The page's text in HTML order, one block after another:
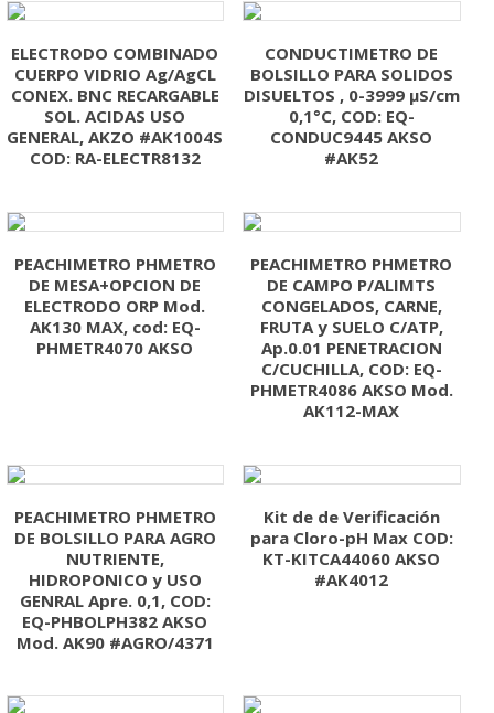
ELECTRODO COMBINADO
CUERPO VIDRIO Ag/AgCL
CONEX. BNC RECARGABLE
SOL. ACIDAS USO
GENERAL, AKZO #AK1004S
COD: RA-ELECTR8132
CONDUCTIMETRO DE
BOLSILLO PARA SOLIDOS
DISUELTOS , 0-3999 µS/cm
0,1°C, COD: EQ-
CONDUC9445 AKSO
#AK52
PEACHIMETRO PHMETRO
DE MESA+OPCION DE
ELECTRODO ORP Mod.
AK130 MAX, cod: EQ-
PHMETR4070 AKSO
PEACHIMETRO PHMETRO
DE CAMPO P/ALIMTS
CONGELADOS, CARNE,
FRUTA y SUELO C/ATP,
Ap.0.01 PENETRACION
C/CUCHILLA, COD: EQ-
PHMETR4086 AKSO Mod.
AK112-MAX
PEACHIMETRO PHMETRO
DE BOLSILLO PARA AGRO
NUTRIENTE,
HIDROPONICO y USO
GENRAL Apre. 0,1, COD:
EQ-PHBOLPH382 AKSO
Mod. AK90 #AGRO/4371
Kit de de Verificación
para Cloro-pH Max COD:
KT-KITCA44060 AKSO
#AK4012